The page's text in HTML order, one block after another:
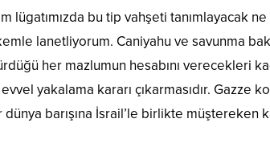
lügatımızda bu tip vahşeti tanımlayacak
lanetliyorum. Caniyahu ve savunma
her mazlumun hesabını verecekleri
yakalama kararı çıkarmasıdır. Gazze
barışına İsrail’le birlikte müştereken